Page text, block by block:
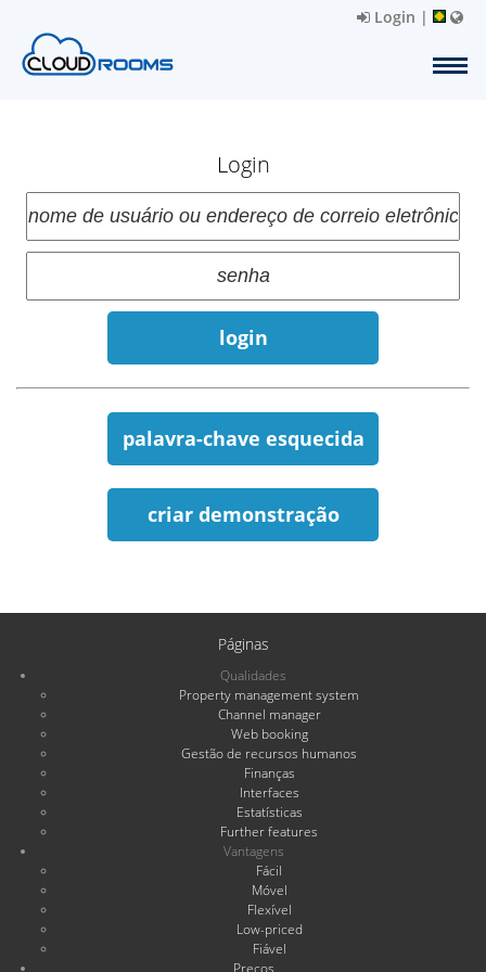
Login |
Login
login
palavra-chave esquecida
criar demonstração
Páginas
Qualidades
Property management system
Channel manager
Web booking
Gestão de recursos humanos
Finanças
Interfaces
Estatísticas
Further features
Vantagens
Fácil
Móvel
Flexível
Low-priced
Fiável
Preços